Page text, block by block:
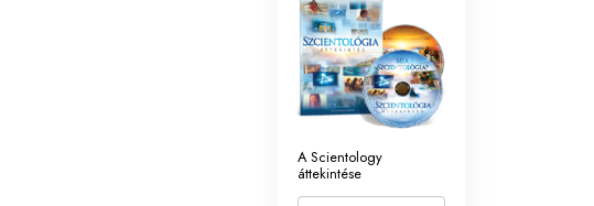
A Scientology
áttekintése